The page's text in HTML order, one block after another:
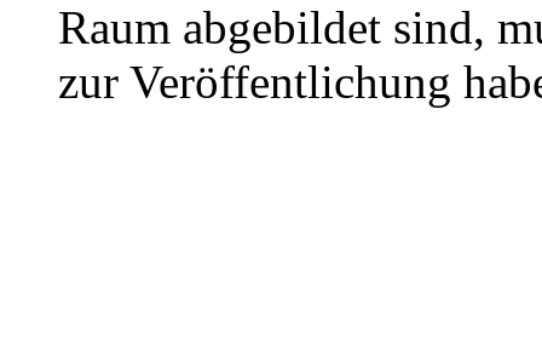
Raum abgebildet sind,
zur Veröffentlichung